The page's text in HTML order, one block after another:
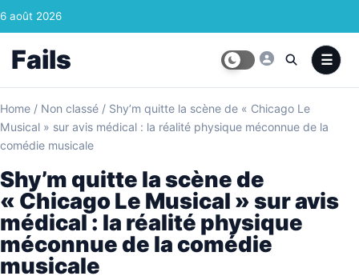
Skip to content
6 août 2026
Fails
Home / Non classé / Shy’m quitte la scène de « Chicago Le
Musical » sur avis médical : la réalité physique méconnue de la
comédie musicale
Shy’m quitte la scène de
« Chicago Le Musical » sur avis
médical : la réalité physique
méconnue de la comédie
musicale